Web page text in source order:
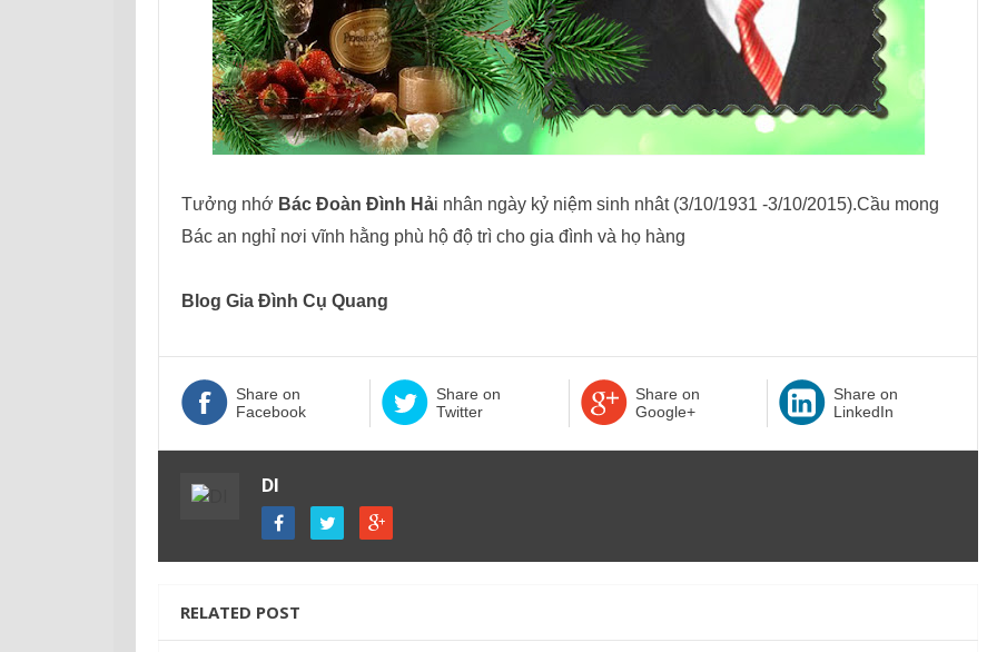
Tưởng nhớ Bác Đoàn Đình Hải nhân ngày kỷ niệm sinh nhât (3/10/1931 -3/10/2015).Cầu mong
Bác an nghỉ nơi vĩnh hằng phù hộ độ trì cho gia đình và họ hàng
Blog Gia Đình Cụ Quang
Share on
Facebook
Share on
Twitter
Share on
Google+
Share on
LinkedIn
DI
RELATED POST